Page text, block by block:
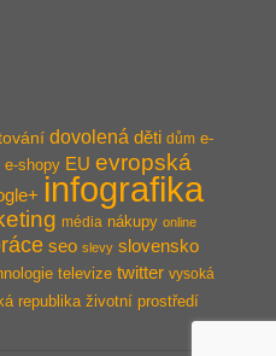
dovolená děti dům e-
e-shopy EU evropská
infografika
média nákupy online
seo slevy slovensko
televize twitter vysoká
republika životní prostředí